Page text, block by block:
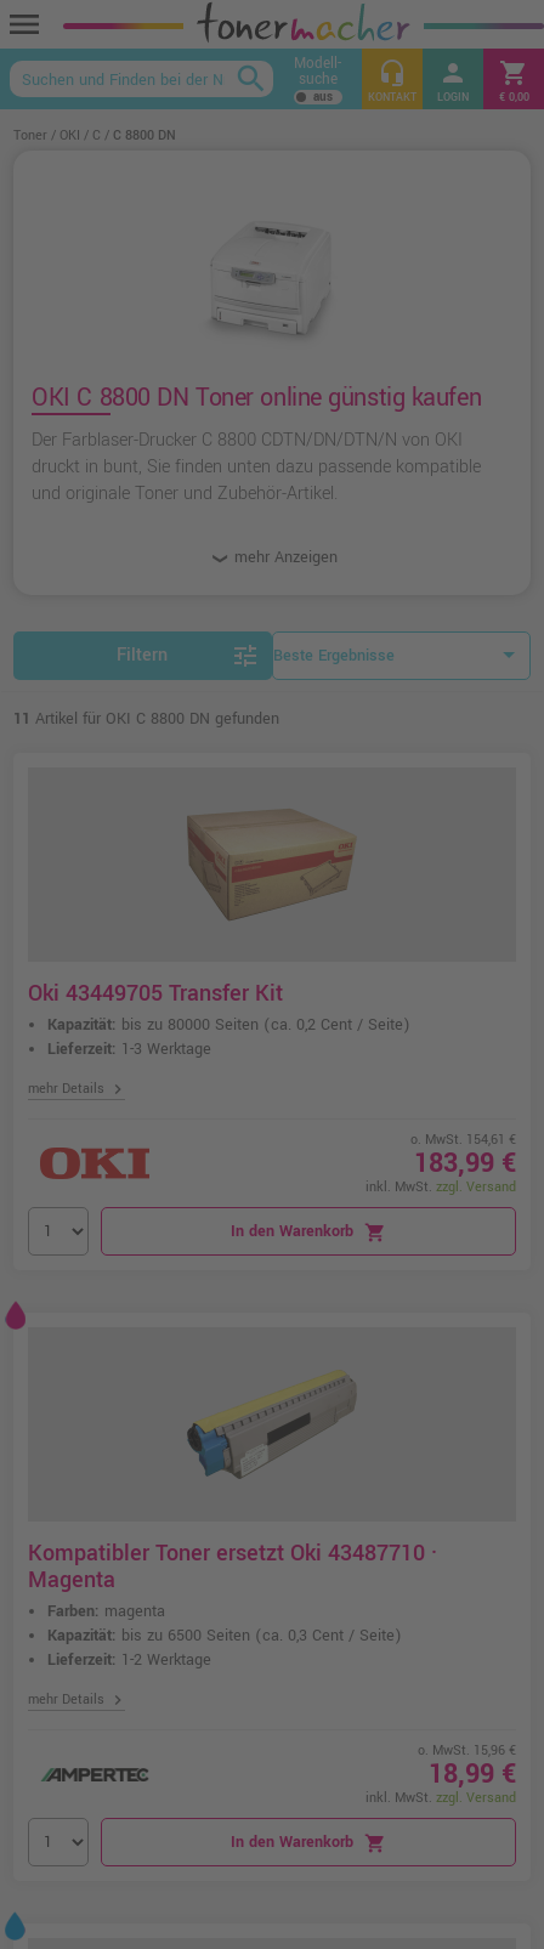
menu
keyboard_arrow_up
search Modell-
suche headset_mic
KONTAKT
person
LOGIN
shopping_cart
€ 0,00
Toner OKI C C 8800 DN
OKI C 8800 DN Toner online günstig kaufen
Der Farblaser-Drucker C 8800 CDTN/DN/DTN/N von OKI
druckt in bunt, Sie finden unten dazu passende kompatible
und originale Toner und Zubehör-Artikel.
mehr Anzeigen
Filtern tune
11 Artikel für OKI C 8800 DN gefunden
Oki 43449705 Transfer Kit
Kapazität: bis zu 80000 Seiten (ca. 0,2 Cent / Seite)
Lieferzeit: 1-3 Werktage
mehr Details chevron_right
o. MwSt. 154,61 €
183,99 €
inkl. MwSt. zzgl. Versand
In den Warenkorb shopping_cart
Kompatibler Toner ersetzt Oki 43487710 ·
Magenta
Farben: magenta
Kapazität: bis zu 6500 Seiten (ca. 0,3 Cent / Seite)
Lieferzeit: 1-2 Werktage
mehr Details chevron_right
o. MwSt. 15,96 €
18,99 €
inkl. MwSt. zzgl. Versand
In den Warenkorb shopping_cart